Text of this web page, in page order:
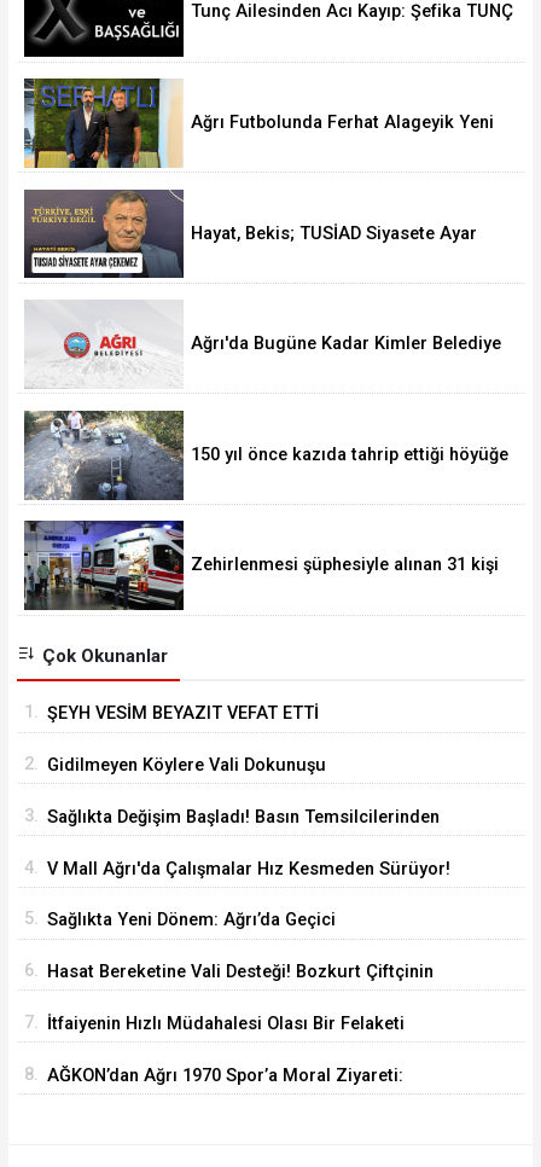
Tunç Ailesinden Acı Kayıp: Şefika TUNÇ
Ağrı Futbolunda Ferhat Alageyik Yeni
Hayat, Bekis; TUSİAD Siyasete Ayar
Ağrı'da Bugüne Kadar Kimler Belediye
150 yıl önce kazıda tahrip ettiği höyüğe
Zehirlenmesi şüphesiyle alınan 31 kişi
Çok Okunanlar
1. ŞEYH VESİM BEYAZIT VEFAT ETTİ
2. Gidilmeyen Köylere Vali Dokunuşu
3. Sağlıkta Değişim Başladı! Basın Temsilcilerinden
4. V Mall Ağrı'da Çalışmalar Hız Kesmeden Sürüyor!
5. Sağlıkta Yeni Dönem: Ağrı’da Geçici
6. Hasat Bereketine Vali Desteği! Bozkurt Çiftçinin
7. İtfaiyenin Hızlı Müdahalesi Olası Bir Felaketi
8. AĞKON’dan Ağrı 1970 Spor’a Moral Ziyareti: